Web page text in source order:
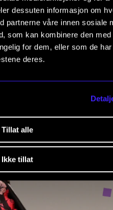
dessuten informasjon om
partnerne våre innen sosiale
som kan kombinere den med
for dem, eller som de
deres.
Tillat alle
Ikke tillat